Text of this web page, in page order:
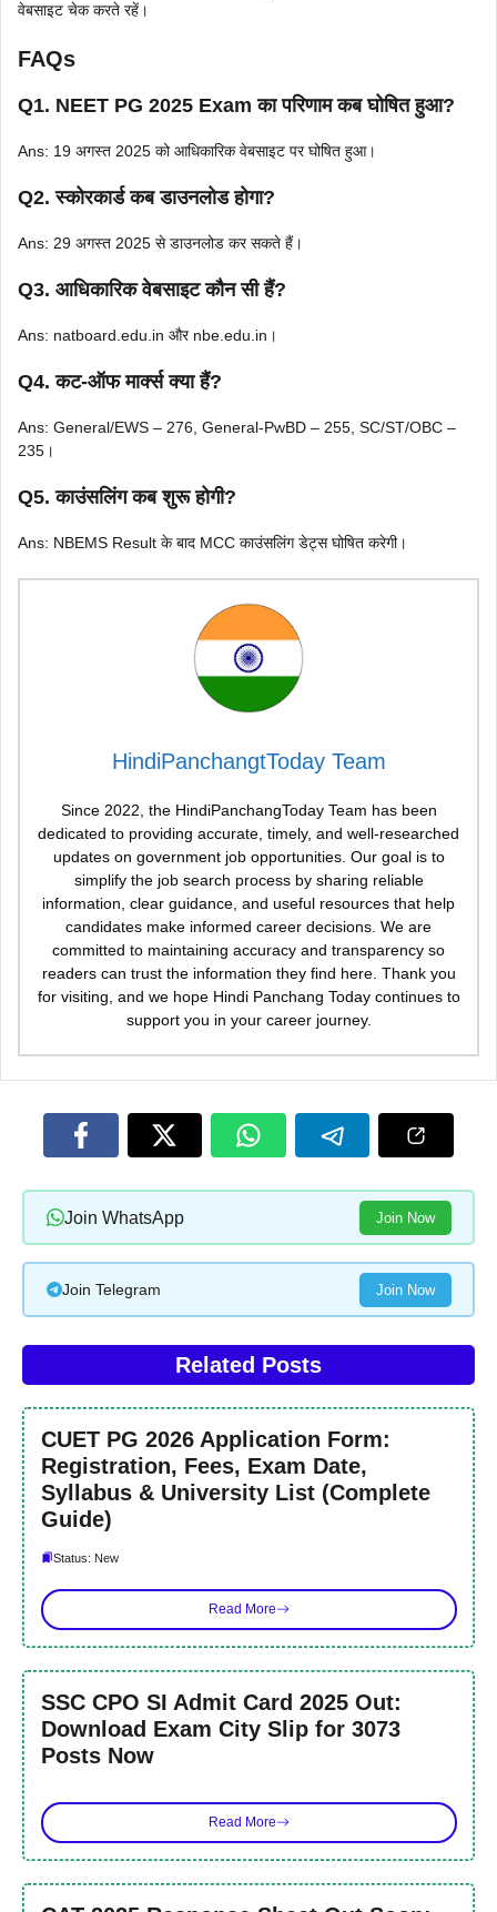
वेबसाइट चेक करते रहें।
FAQs
Q1. NEET PG 2025 Exam का परिणाम कब घोषित हुआ?
Ans: 19 अगस्त 2025 को आधिकारिक वेबसाइट पर घोषित हुआ।
Q2. स्कोरकार्ड कब डाउनलोड होगा?
Ans: 29 अगस्त 2025 से डाउनलोड कर सकते हैं।
Q3. आधिकारिक वेबसाइट कौन सी हैं?
Ans: natboard.edu.in और nbe.edu.in।
Q4. कट-ऑफ मार्क्स क्या हैं?
Ans: General/EWS – 276, General-PwBD – 255, SC/ST/OBC –
235।
Q5. काउंसलिंग कब शुरू होगी?
Ans: NBEMS Result के बाद MCC काउंसलिंग डेट्स घोषित करेगी।
HindiPanchangtToday Team
Since 2022, the HindiPanchangToday Team has been
dedicated to providing accurate, timely, and well-researched
updates on government job opportunities. Our goal is to
simplify the job search process by sharing reliable
information, clear guidance, and useful resources that help
candidates make informed career decisions. We are
committed to maintaining accuracy and transparency so
readers can trust the information they find here. Thank you
for visiting, and we hope Hindi Panchang Today continues to
support you in your career journey.
Join WhatsApp Join Now
Join Telegram Join Now
Related Posts
CUET PG 2026 Application Form:
Registration, Fees, Exam Date,
Syllabus & University List (Complete
Guide)
Status: New
Read More
SSC CPO SI Admit Card 2025 Out:
Download Exam City Slip for 3073
Posts Now
Read More